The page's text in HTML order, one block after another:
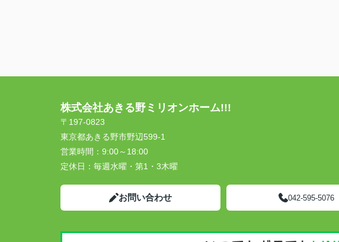
株式会社あきる野ミリオンホーム!!!
〒197-0823
東京都あきる野市野辺599-1
営業時間： 9:00～18:00
定休日： 毎週水曜・第1・3木曜
お問い合わせ 042-595-5076